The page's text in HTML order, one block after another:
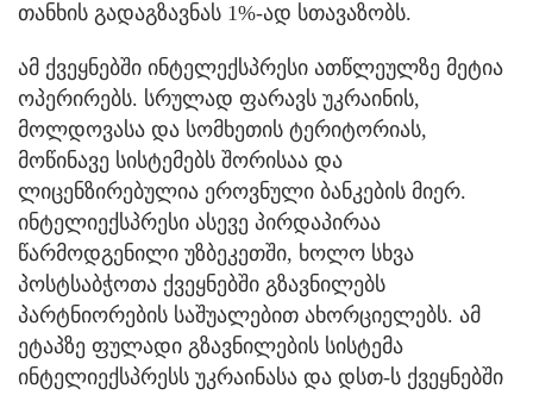
თანხის გადაგზავნას 1%-ად სთავაზობს.
ამ ქვეყნებში ინტელექსპრესი ათწლეულზე მეტია
ოპერირებს. სრულად ფარავს უკრაინის,
მოლდოვასა და სომხეთის ტერიტორიას,
მოწინავე სისტემებს შორისაა და
ლიცენზირებულია ეროვნული ბანკების მიერ.
ინტელიექსპრესი ასევე პირდაპირაა
წარმოდგენილი უზბეკეთში, ხოლო სხვა
პოსტსაბჭოთა ქვეყნებში გზავნილებს
პარტნიორების საშუალებით ახორციელებს. ამ
ეტაპზე ფულადი გზავნილების სისტემა
ინტელიექსპრესს უკრაინასა და დსთ-ს ქვეყნებში